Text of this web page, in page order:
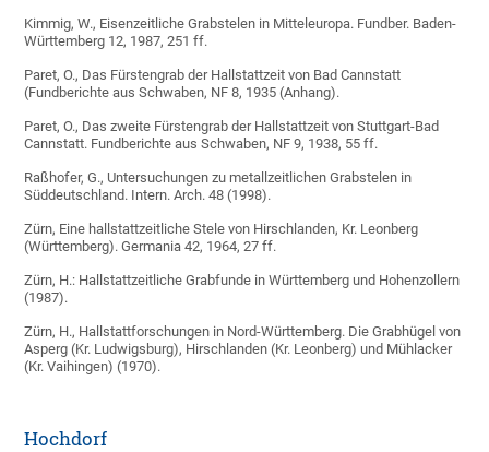
Kimmig, W., Eisenzeitliche Grabstelen in Mitteleuropa. Fundber. Baden-
Württemberg 12, 1987, 251 ff.
Paret, O., Das Fürstengrab der Hallstattzeit von Bad Cannstatt
(Fundberichte aus Schwaben, NF 8, 1935 (Anhang).
Paret, O., Das zweite Fürstengrab der Hallstattzeit von Stuttgart-Bad
Cannstatt. Fundberichte aus Schwaben, NF 9, 1938, 55 ff.
Raßhofer, G., Untersuchungen zu metallzeitlichen Grabstelen in
Süddeutschland. Intern. Arch. 48 (1998).
Zürn, Eine hallstattzeitliche Stele von Hirschlanden, Kr. Leonberg
(Württemberg). Germania 42, 1964, 27 ff.
Zürn, H.: Hallstattzeitliche Grabfunde in Württemberg und Hohenzollern
(1987).
Zürn, H., Hallstattforschungen in Nord-Württemberg. Die Grabhügel von
Asperg (Kr. Ludwigsburg), Hirschlanden (Kr. Leonberg) und Mühlacker
(Kr. Vaihingen) (1970).
Hochdorf